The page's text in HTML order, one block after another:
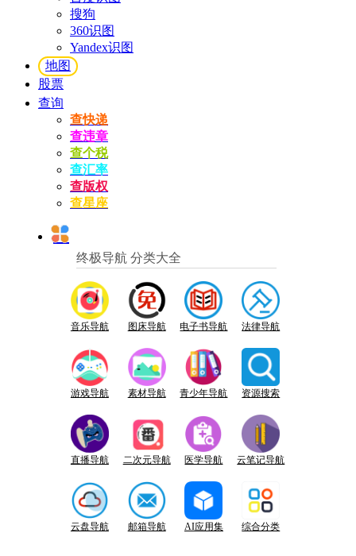
搜狗
360识图
Yandex识图
地图
股票
查询
查快递
查违章
查个税
查汇率
查版权
查星座
终极导航 分类大全
音乐导航 图床导航 电子书导航 法律导航
游戏导航 素材导航 青少年导航 资源搜索
直播导航 二次元导航 医学导航 云笔记导航
云盘导航 邮箱导航 AI应用集 综合分类